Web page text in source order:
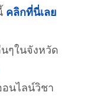
คลิกที่นี่เลย
ๆในจังหวัด
นไลน์วิชา